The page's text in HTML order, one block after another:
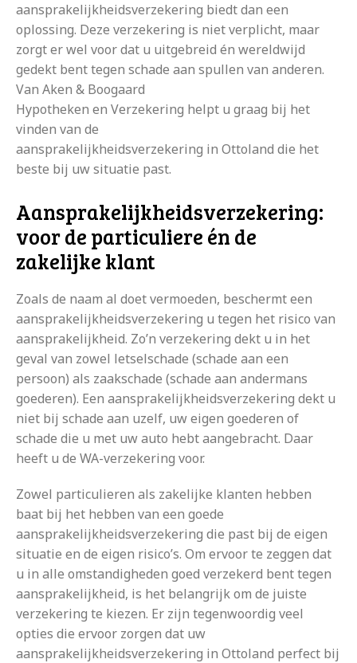
aansprakelijkheidsverzekering biedt dan een
oplossing. Deze verzekering is niet verplicht, maar
zorgt er wel voor dat u uitgebreid én wereldwijd
gedekt bent tegen schade aan spullen van anderen.
Van Aken & Boogaard
Hypotheken en Verzekering helpt u graag bij het
vinden van de
aansprakelijkheidsverzekering in Ottoland die het
beste bij uw situatie past.
Aansprakelijkheidsverzekering:
voor de particuliere én de
zakelijke klant
Zoals de naam al doet vermoeden, beschermt een
aansprakelijkheidsverzekering u tegen het risico van
aansprakelijkheid. Zo’n verzekering dekt u in het
geval van zowel letselschade (schade aan een
persoon) als zaakschade (schade aan andermans
goederen). Een aansprakelijkheidsverzekering dekt u
niet bij schade aan uzelf, uw eigen goederen of
schade die u met uw auto hebt aangebracht. Daar
heeft u de WA-verzekering voor.
Zowel particulieren als zakelijke klanten hebben
baat bij het hebben van een goede
aansprakelijkheidsverzekering die past bij de eigen
situatie en de eigen risico’s. Om ervoor te zeggen dat
u in alle omstandigheden goed verzekerd bent tegen
aansprakelijkheid, is het belangrijk om de juiste
verzekering te kiezen. Er zijn tegenwoordig veel
opties die ervoor zorgen dat uw
aansprakelijkheidsverzekering in Ottoland perfect bij